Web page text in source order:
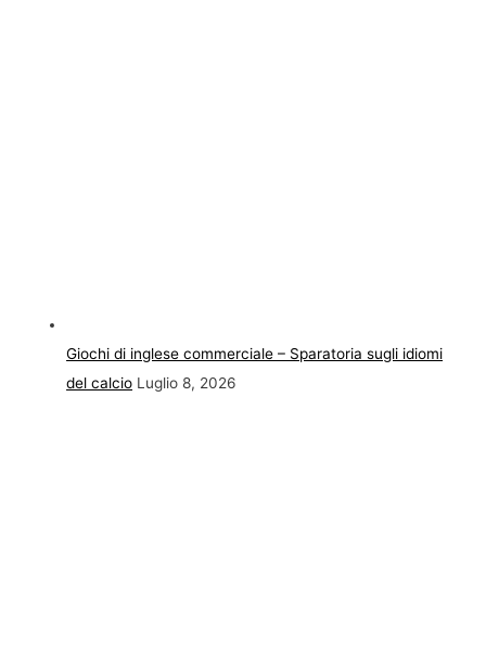
Giochi di inglese commerciale – Sparatoria sugli idiomi
del calcio Luglio 8, 2026